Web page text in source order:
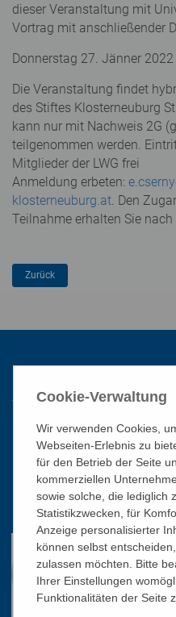
dieser Veranstaltung mit
Vortrag mit anschließender
Donnerstag 27. Jänner
Die Veranstaltung findet
des Stiftes Klosterneuburg
kann nur mit Nachweis 2G
teilgenommen werden.
Mitglieder der LWG frei
Anmeldung erbeten:
klosterneuburg.at. Den
Teilnahme erhalten Sie
Katholisches Bildungswerk Wien
1010 Wien, Stephansplatz 3
01/51 552-3320
office@bildungswerk.at
Cookie-Verwaltung
Wir verwenden Cookies,
Webseiten-Erlebnis zu
für den Betrieb der Seite
kommerziellen
sowie solche, die lediglich
Statistikzwecken, für
Anzeige personalisierter
können selbst
zulassen möchten. Bitte
Ihrer Einstellungen
Funktionalitäten der Seite